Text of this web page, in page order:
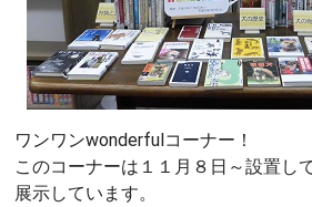
ワンワンwonderfulコーナー！
このコーナーは１１月８日～設置し
展示しています。